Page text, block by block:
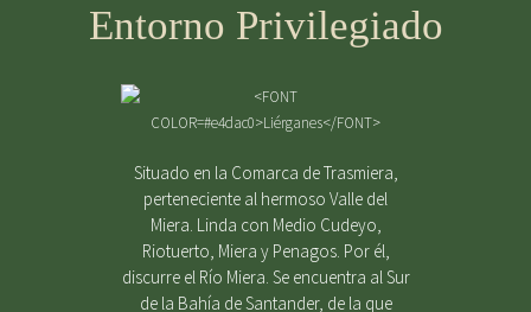
Entorno Privilegiado
Situado en la Comarca de Trasmiera,
perteneciente al hermoso Valle del
Miera. Linda con Medio Cudeyo,
Riotuerto, Miera y Penagos. Por él,
discurre el Río Miera. Se encuentra al Sur
de la Bahía de Santander, de la que